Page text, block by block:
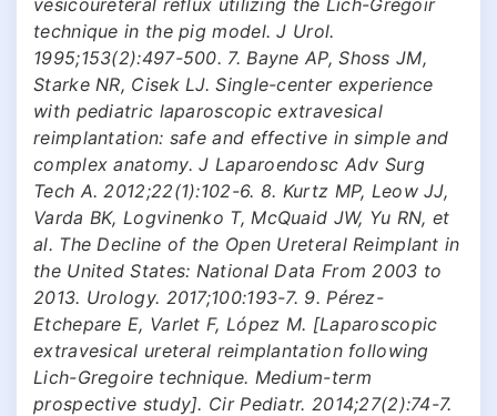
technique in the pig model. J Urol.
1995;153(2):497-500. 7. Bayne AP, Shoss JM,
Starke NR, Cisek LJ. Single-center experience
with pediatric laparoscopic extravesical
reimplantation: safe and effective in simple and
complex anatomy. J Laparoendosc Adv Surg
Tech A. 2012;22(1):102-6. 8. Kurtz MP, Leow JJ,
Varda BK, Logvinenko T, McQuaid JW, Yu RN, et
al. The Decline of the Open Ureteral Reimplant in
the United States: National Data From 2003 to
2013. Urology. 2017;100:193-7. 9. Pérez-
Etchepare E, Varlet F, López M. [Laparoscopic
extravesical ureteral reimplantation following
Lich-Gregoire technique. Medium-term
prospective study]. Cir Pediatr. 2014;27(2):74-7.